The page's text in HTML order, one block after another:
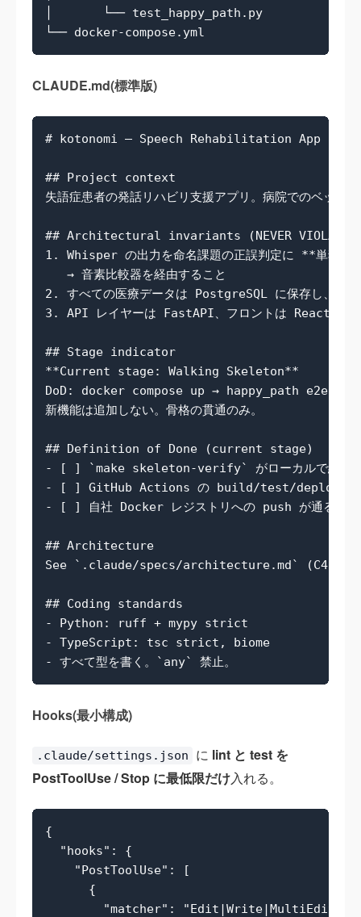
│       └── test_happy_path.py
CLAUDE.md(標準版)
# kotonomi — Speech Rehabilitation App
## Project context
失語症患者の発話リハビリ支援アプリ。病院でのベッド
## Architectural invariants (NEVER VIOLATE)
1. Whisper の出力を命名課題の正誤判定に **単独で
   → 音素比較器を経由すること
2. すべての医療データは PostgreSQL に保存し、ファ
3. API レイヤーは FastAPI、フロントは React/
## Stage indicator
**Current stage: Walking Skeleton**
DoD: docker compose up → happy_path e2e
新機能は追加しない。骨格の貫通のみ。
## Definition of Done (current stage)
- [ ] `make skeleton-verify` がローカルで緑
- [ ] GitHub Actions の build/test/deploy ジョ
- [ ] 自社 Docker レジストリへの push が通る
## Architecture
See `.claude/specs/architecture.md` (C4
## Coding standards
- Python: ruff + mypy strict
- TypeScript: tsc strict, biome
Hooks(最小構成)
.claude/settings.json に lint と test を
PostToolUse / Stop に最低限だけ入れる。
{
  "hooks": {
    "PostToolUse": [
      {
        "matcher": "Edit|Write|MultiEdit",